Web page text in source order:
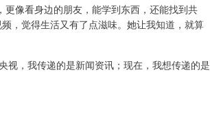
像看身边的朋友，能学到东西，还能找到共
，觉得生活又有了点滋味。她让我知道，就算
视，我传递的是新闻资讯；现在，我想传递的是